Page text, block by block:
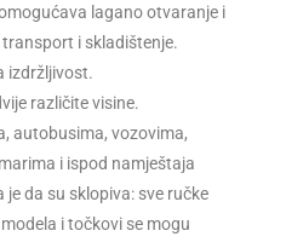
lagano otvaranje i
i skladištenje.
izdržljivost.
različite visine.
autobusima, vozovima,
i ispod namještaja
da su sklopiva: sve ručke
i točkovi se mogu